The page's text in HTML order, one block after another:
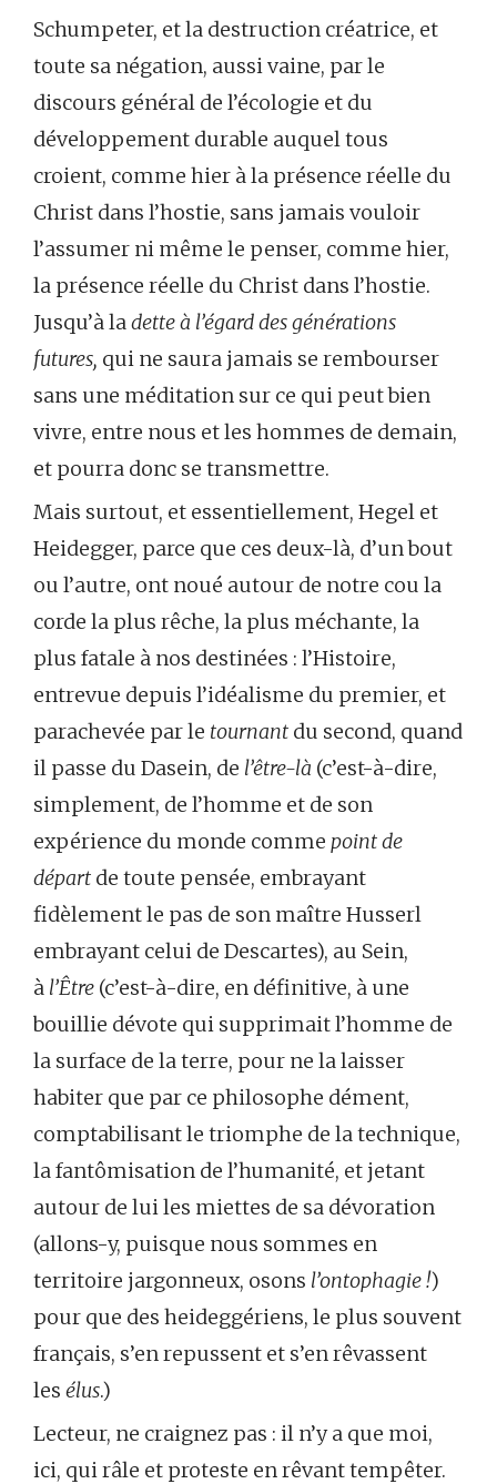
Schumpeter, et la destruction créatrice, et
toute sa négation, aussi vaine, par le
discours général de l’écologie et du
développement durable auquel tous
croient, comme hier à la présence réelle du
Christ dans l’hostie, sans jamais vouloir
l’assumer ni même le penser, comme hier,
la présence réelle du Christ dans l’hostie.
Jusqu’à ladette à l’égard des générations
futures, qui ne saura jamais se rembourser
sans une méditation sur ce qui peut bien
vivre, entre nous et les hommes de demain,
et pourra donc se transmettre.
Mais surtout, et essentiellement, Hegel et
Heidegger, parce que ces deux-là, d’un bout
ou l’autre, ont noué autour de notre cou la
corde la plus rêche, la plus méchante, la
plus fatale à nos destinées : l’Histoire,
entrevue depuis l’idéalisme du premier, et
parachevée par le tournant du second, quand
il passe du Dasein, de l’être-là (c’est-à-dire,
simplement, de l’homme et de son
expérience du monde comme point de
départ de toute pensée, embrayant
fidèlement le pas de son maître Husserl
embrayant celui de Descartes), au Sein,
à l’Être (c’est-à-dire, en définitive, à une
bouillie dévote qui supprimait l’homme de
la surface de la terre, pour ne la laisser
habiter que par ce philosophe dément,
comptabilisant le triomphe de la technique,
la fantômisation de l’humanité, et jetant
autour de lui les miettes de sa dévoration
(allons-y, puisque nous sommes en
territoire jargonneux, osons l’ontophagie !)
pour que des heideggériens, le plus souvent
français, s’en repussent et s’en rêvassent
les élus.)
Lecteur, ne craignez pas : il n’y a que moi,
ici, qui râle et proteste en rêvant tempêter.